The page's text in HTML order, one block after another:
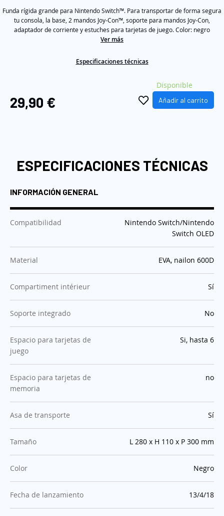
galería
de
imágenes
stars,
average
rating
Reviews.
Funda rígida grande para Nintendo Switch™. Para transportar de forma segura
tu consola, la base, 2 mandos Joy-Con™, soporte para mandos Joy-Con,
adaptador de corriente y estuches para tarjetas de juego. Color: negro
Ver más
Especificaciones técnicas
29,90 €
Disponible
Añadir al carrito
ESPECIFICACIONES TÉCNICAS
INFORMACIÓN GENERAL
Compatibilidad :Nintendo Switch/Nintendo
Switch OLED
Material :EVA, nailon 600D
Compartiment intérieur :Sí
Soporte integrado :No
Espacio para tarjetas de
juego
:Si, hasta 6
Espacio para tarjetas de
memoria
:no
Asa de transporte :Sí
Tamaño :L 280 x H 110 x P 300 mm
Color :Negro
Fecha de lanzamiento :13/4/18